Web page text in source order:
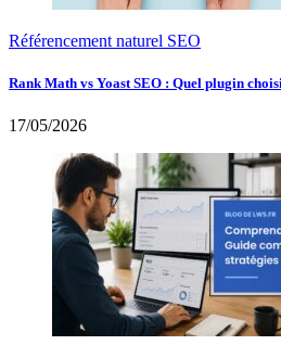
Référencement naturel SEO
Rank Math vs Yoast SEO : Quel plugin
17/05/2026